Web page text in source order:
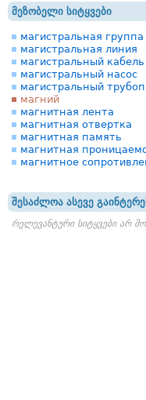
მეზობელი სიტყვები
магистральная группа
магистральная линия
магистральный кабель
магистральный насос
магистральный
магний
магнитная лента
магнитная отвертка
магнитная память
магнитная
магнитное
შესაძლოა ასევე
რელევანტური სიტყვები არ